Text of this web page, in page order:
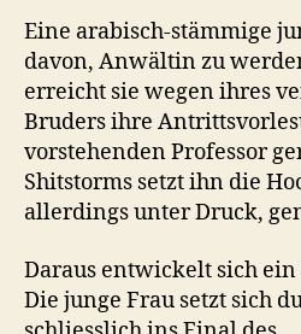
Eine arabisch-stämmige
davon, Anwältin zu
erreicht sie wegen ihres
Bruders ihre
vorstehenden Professor
Shitstorms setzt ihn die
allerdings unter Druck,
Daraus entwickelt sich
Die junge Frau setzt sich